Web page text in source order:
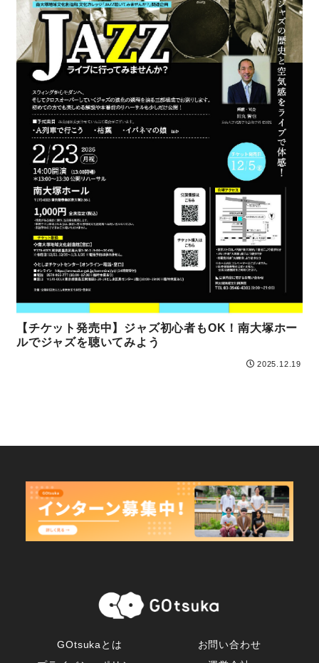
【チケット発売中】ジャズ初心者もOK！南大塚ホー
ルでジャズを聴いてみよう
2025.12.19
GOtsukaとは
お問い合わせ